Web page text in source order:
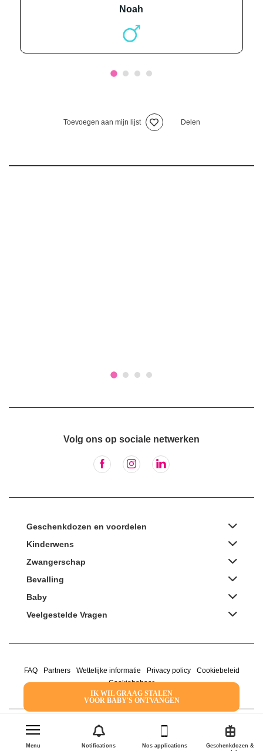
Geschenkdozen &
Nos applications
Notifications
Menu
IK WIL GRAAG STALEN
VOOR BABY'S ONTVANGEN
noah
Toevoegen aan mijn lijst Delen
Volg ons op sociale netwerken
Geschenkdozen en voordelen
Kinderwens
Zwangerschap
Bevalling
Baby
Veelgestelde Vragen
FAQ Partners Wettelijke informatie Privacy policy
Cookiebeleid
Cookiebeheer
2022 Family Service - De Roze Doos